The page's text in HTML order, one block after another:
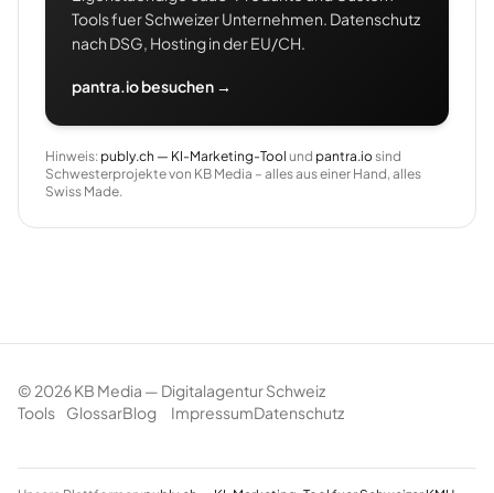
Tools fuer Schweizer Unternehmen. Datenschutz
nach DSG, Hosting in der EU/CH.
pantra.io besuchen →
Hinweis: publy.ch — KI-Marketing-Tool und pantra.iosind
Schwesterprojekte von KB Media – alles aus einer Hand, alles
Swiss Made.
© 2026KB Media — Digitalagentur Schweiz
Tools
GlossarBlog ImpressumDatenschutz